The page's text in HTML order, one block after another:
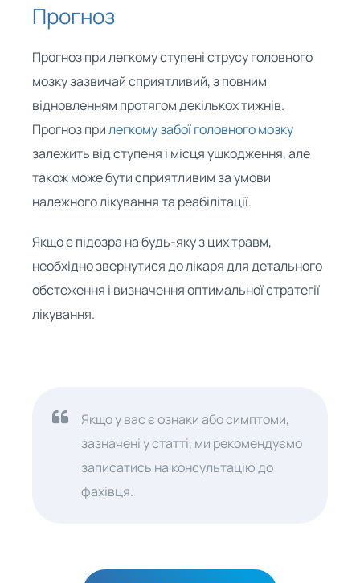
Прогноз
Прогноз при легкому ступені струсу головного
мозку зазвичай сприятливий, з повним
відновленням протягом декількох тижнів.
Прогноз прилегкому забої головного мозку
залежить від ступеня і місця ушкодження, але
також може бути сприятливим за умови
належного лікування та реабілітації.
Якщо є підозра на будь-яку з цих травм,
необхідно звернутися до лікаря для детального
обстеження і визначення оптимальної стратегії
лікування.
Якщо у вас є ознаки або симптоми,
зазначені у статті, ми рекомендуємо
записатись на консультацію до
фахівця.